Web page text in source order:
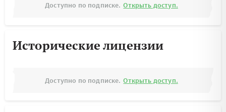
Доступно по подписке. Открыть доступ.
Исторические лицензии
Доступно по подписке. Открыть доступ.